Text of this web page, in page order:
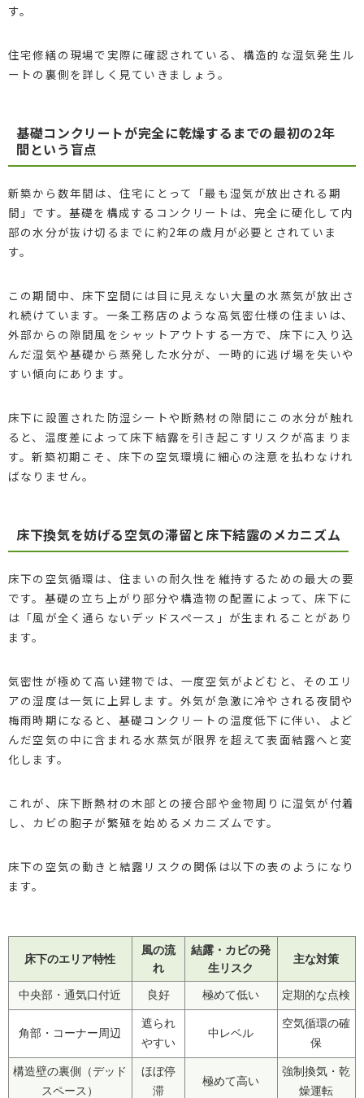
す。
住宅修繕の現場で実際に確認されている、構造的な湿気発生ル
ートの裏側を詳しく見ていきましょう。
基礎コンクリートが完全に乾燥するまでの最初の2年
間という盲点
新築から数年間は、住宅にとって「最も湿気が放出される期
間」です。基礎を構成するコンクリートは、完全に硬化して内
部の水分が抜け切るまでに約2年の歳月が必要とされていま
す。
この期間中、床下空間には目に見えない大量の水蒸気が放出さ
れ続けています。一条工務店のような高気密仕様の住まいは、
外部からの隙間風をシャットアウトする一方で、床下に入り込
んだ湿気や基礎から蒸発した水分が、一時的に逃げ場を失いや
すい傾向にあります。
床下に設置された防湿シートや断熱材の隙間にこの水分が触れ
ると、温度差によって床下結露を引き起こすリスクが高まりま
す。新築初期こそ、床下の空気環境に細心の注意を払わなけれ
ばなりません。
床下換気を妨げる空気の滞留と床下結露のメカニズム
床下の空気循環は、住まいの耐久性を維持するための最大の要
です。基礎の立ち上がり部分や構造物の配置によって、床下に
は「風が全く通らないデッドスペース」が生まれることがあり
ます。
気密性が極めて高い建物では、一度空気がよどむと、そのエリ
アの湿度は一気に上昇します。外気が急激に冷やされる夜間や
梅雨時期になると、基礎コンクリートの温度低下に伴い、よど
んだ空気の中に含まれる水蒸気が限界を超えて表面結露へと変
化します。
これが、床下断熱材の木部との接合部や金物周りに湿気が付着
し、カビの胞子が繁殖を始めるメカニズムです。
床下の空気の動きと結露リスクの関係は以下の表のようになり
ます。
床下のエリア特性
風の流
れ
結露・カビの発
生リスク
主な対策
中央部・通気口付近 良好 極めて低い 定期的な点検
角部・コーナー周辺
遮られ
やすい
中レベル
空気循環の確
保
構造壁の裏側（デッド
スペース）
ほぼ停
滞
極めて高い
強制換気・乾
燥運転